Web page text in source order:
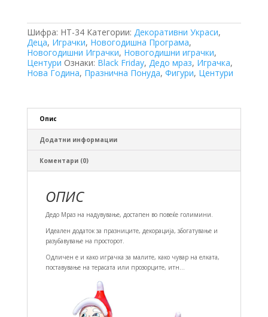
Шифра: HT-34 Категории: Декоративни Украси,
Деца, Играчки, Новогодишна Програма,
Новогодишни Играчки, Новогодишни играчки,
Центури Ознаки: Black Friday, Дедо мраз, Играчка,
Нова Година, Празнична Понуда, Фигури, Центури
Опис
Додатни информации
Коментари (0)
ОПИС
Дедо Мраз на надувување, достапен во повеќе голимини.
Идеален додаток за празниците, декорација, збогатување и
разубавување на просторот.
Одличен е и како играчка за малите, како чувар на елката,
поставување на терасата или прозорците, итн…